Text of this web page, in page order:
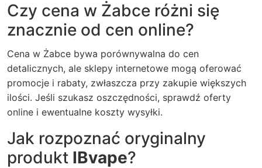
Czy cena w Żabce różni się
znacznie od cen online?
Cena w Żabce bywa porównywalna do cen
detalicznych, ale sklepy internetowe mogą oferować
promocje i rabaty, zwłaszcza przy zakupie większych
ilości. Jeśli szukasz oszczędności, sprawdź oferty
online i ewentualne koszty wysyłki.
Jak rozpoznać oryginalny
produkt IBvape?